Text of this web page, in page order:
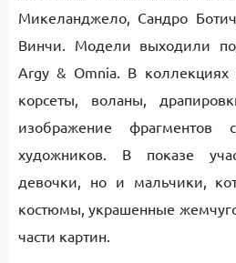
Микеланджело, Сандро
Винчи. Модели выходили
Argy & Omnia. В
корсеты, воланы,
изображение фрагментов
художников. В показе
девочки, но и мальчики,
костюмы, украшенные
части картин.